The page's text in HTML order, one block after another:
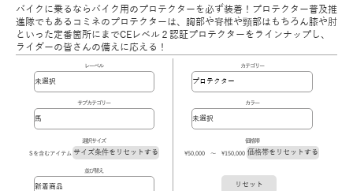
バイクに乗るならバイク用のプロテクターを必ず装着！プロテクター普及推
進隊でもあるコミネのプロテクターは、胸部や脊椎や頸部はもちろん膝や肘
といった定番箇所にまでCEレベル２認証プロテクターをラインナップし、
ライダーの皆さんの備えに応える！
レーベル カテゴリー
サブカテゴリー カラー
選択サイズ
Sを含むアイテム サイズ条件をリセットする
価格帯
\50,000 ～ \150,000 価格帯をリセットする
並び替え
リセット